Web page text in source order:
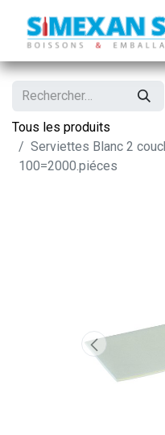
Tous les produits
Serviettes Blanc 2
100=2000.piéces